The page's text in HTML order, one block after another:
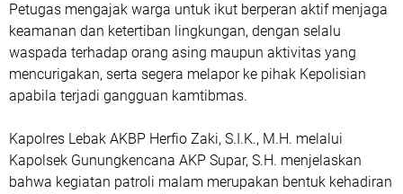
Petugas mengajak warga untuk ikut berperan aktif menjaga
keamanan dan ketertiban lingkungan, dengan selalu
waspada terhadap orang asing maupun aktivitas yang
mencurigakan, serta segera melapor ke pihak Kepolisian
apabila terjadi gangguan kamtibmas.
Kapolres Lebak AKBP Herfio Zaki, S.I.K., M.H. melalui
Kapolsek Gunungkencana AKP Supar, S.H. menjelaskan
bahwa kegiatan patroli malam merupakan bentuk kehadiran